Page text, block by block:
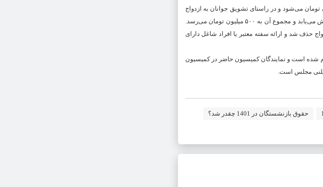
مبلغ وام ازدواج در سال ۱۴۰۱ عدد ۱۵۰ میلیون تومان برای زوج و زوجه بود که مجموعاً ۳۰۰ میلیون تومان می‌شود و در راستای تشویق جوانان به ازدواج
برای پسران کمتر از ۲۵ سال و دختران کمتر از ۲۳ سال این مبلغ به ۲۵۰ میلیون تومان برای هر کدام از زوج و زوجه افزایش می‌یابد و مجموع آن به ۵۰۰ میلیون تومان می‌رسد.
کارمند از شرایط وام ازدواج حذف شد و ارائه سفته معتبر یا افراد شاغل دارای
است و نمایندگان کمیسیون حاضر در کمیسیون
علنی مجلس است.
حقوق بازنشستگان در 1401 چقدر شد؟